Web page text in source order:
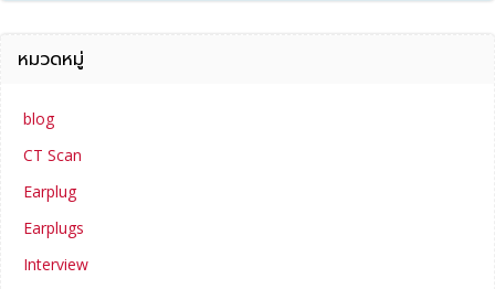
หมวดหมู่
blog
CT Scan
Earplug
Earplugs
Interview